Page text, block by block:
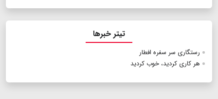
تیتر خبرها
رستگاری سر سفره افطار
هر کاری کردید، خوب کردید